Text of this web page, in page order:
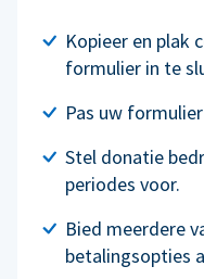
Kopieer en plak
formulier in te
Pas uw
Stel donatie
periodes voor.
Bied meerdere
betalingsopties